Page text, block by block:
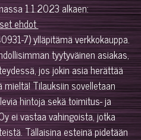
1.1.2023 alkaen:
ehdot
7) ylläpitämä verkkokauppa.
tyytyväinen asiakas,
jos jokin asia herättää
Tilauksiin sovelletaan
hintoja sekä toimitus- ja
ei vastaa vahingoista, jotka
Tällaisina esteinä pidetään